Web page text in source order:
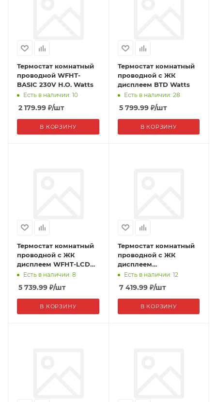
Термостат комнатный
проводной WFHT-
BASIC 230V Н.О. Watts
Есть в наличии: 10
2 179.99 ₽/шт
В КОРЗИНУ
Термостат комнатный
проводной с ЖК
дисплеем BTD Watts
Есть в наличии: 28
5 799.99₽/шт
В КОРЗИНУ
Термостат комнатный
проводной с ЖК
дисплеем WFHT-LCD
Watts
Есть в наличии: 8
5 739.99 ₽/шт
В КОРЗИНУ
Термостат комнатный
проводной с ЖК
дисплеем
программируемый
BTDP Watts
Есть в наличии: 12
7 419.99₽/шт
В КОРЗИНУ